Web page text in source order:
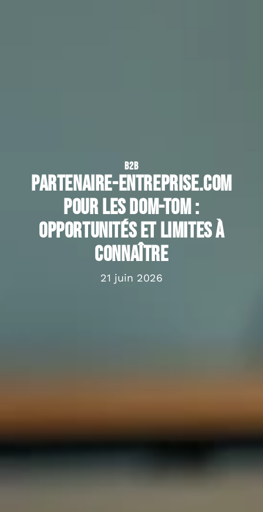
B2B
Partenaire-entreprise.com
pour les DOM-TOM :
opportunités et limites à
connaître
21 juin 2026